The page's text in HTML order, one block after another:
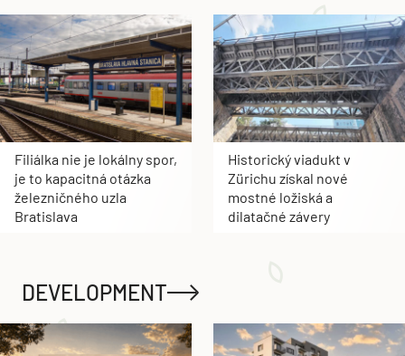
Filiálka nie je lokálny spor,
je to kapacitná otázka
železničného uzla
Bratislava
Historický viadukt v
Zürichu získal nové
mostné ložiská a
dilatačné závery
DEVELOPMENT